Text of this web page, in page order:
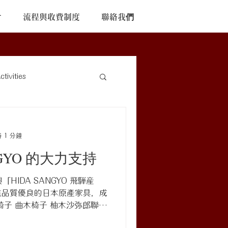
流程與收費制度 聯絡我們
的大力支持
HIDA SANGYO 飛騨産
質優良的日本原產家具，成
子 曲木椅子 柚木沙弥郎聯名
1 分鐘